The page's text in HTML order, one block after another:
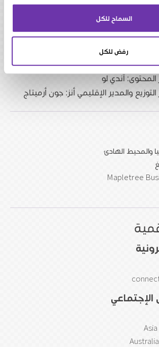
السماح للكل
رفض للكل
قسم الشؤون القانونية: جاسلين تان
قسم المبيعات المتكاملة: شاهد سين
قسم التسويق والاتصالات: ماجدالين نج
قسم المنتجات الرقمية والابتكار: ويليام
آندي لو
والمدير الإقليمي أنز: جون أرميتاج
الإجتماعي